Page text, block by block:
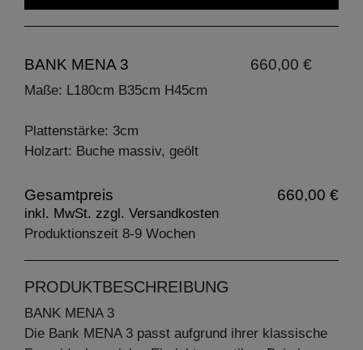
BANK MENA 3 660,00 €
Maße: L180cm B35cm H45cm
Plattenstärke: 3cm
Holzart: Buche massiv, geölt
Gesamtpreis 660,00 €
inkl. MwSt. zzgl. Versandkosten
Produktionszeit 8-9 Wochen
PRODUKTBESCHREIBUNG
BANK MENA 3
Die Bank MENA 3 passt aufgrund ihrer klassische